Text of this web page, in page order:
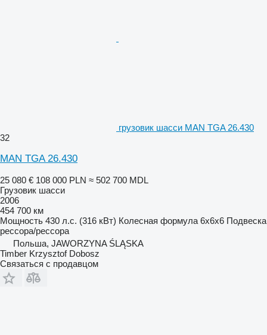
грузовик шасси MAN TGA 26.430
32
MAN TGA 26.430
25 080 € 108 000 PLN ≈ 502 700 MDL
Грузовик шасси
2006
454 700 км
Мощность 430 л.с. (316 кВт) Колесная формула 6x6x6 Подвеска
рессора/рессора
Польша, JAWORZYNA ŚLĄSKA
Timber Krzysztof Dobosz
Связаться с продавцом